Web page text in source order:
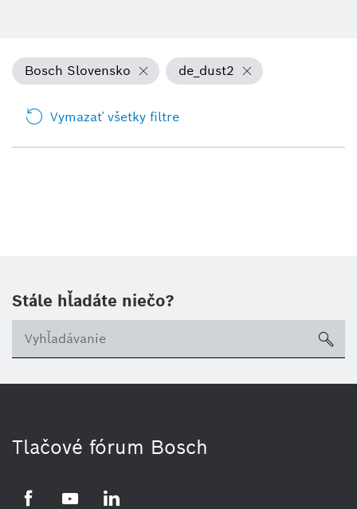
Bosch Slovensko de_dust2
Vymazať všetky filtre
Stále hľadáte niečo?
Tlačové fórum Bosch